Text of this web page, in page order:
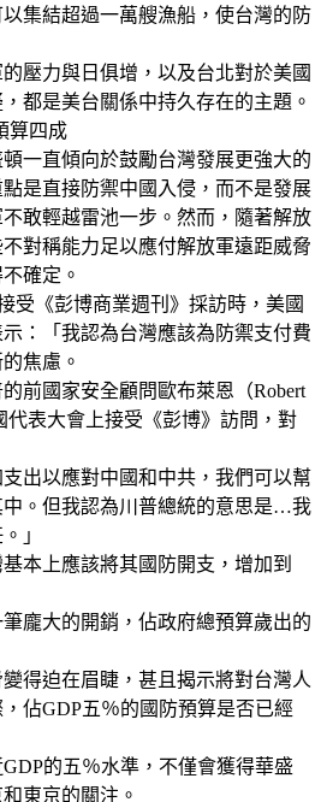
集結超過一萬艘漁船，使台灣的防
壓力與日俱增，以及台北對於美國
都是美台關係中持久存在的主題。
算四成
一直傾向於鼓勵台灣發展更強大的
點是直接防禦中國入侵，而不是發展
敢輕越雷池一步。然而，隨著解放
對稱能力足以應付解放軍遠距威脅
確定。
受《彭博商業週刊》採訪時，美國
：「我認為台灣應該為防禦支付費
焦慮。
前國家安全顧問歐布萊恩（Robert
代表大會上接受《彭博》訪問，對
支出以應對中國和中共，我們可以幫
。但我認為川普總統的意思是…我
」
本上應該將其國防開支，增加到
龐大的開銷，佔政府總預算歲出的
得迫在眉睫，甚且揭示將對台灣人
佔GDP五％的國防預算是否已經
的五％水準，不僅會獲得華盛
東京的關注。